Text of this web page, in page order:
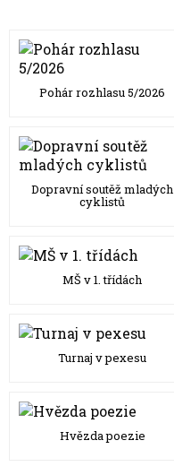
Pohár rozhlasu 5/2026
Dopravní soutěž mladých
cyklistů
MŠ v 1. třídách
Turnaj v pexesu
Hvězda poezie